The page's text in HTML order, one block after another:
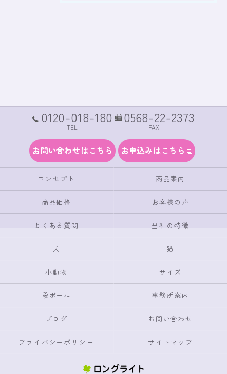
0120-018-180
TEL
0568-22-2373
FAX
お問い合わせはこちら お申込みはこちら
コンセプト 商品案内
商品価格 お客様の声
よくある質問 当社の特徴
犬 猫
小動物 サイズ
段ボール 事務所案内
ブログ お問い合わせ
プライバシーポリシー サイトマップ